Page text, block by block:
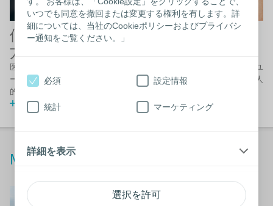
いつでも同意を撤回または変更する権利を有します。詳
細については、当社のCookieポリシーおよびプライバシ
ー通知をご覧ください。」
選択を許可
必須 設定情報
統計 マーケティング
詳細を表示
個人的な健康上のニーズをお持ちの
方々の生活をより快適に
医療ケアが必要になったときの不安な気持ちや疑問。コロプラストはユ
ーザーの皆様に寄り添い、様々な問いの答えを一緒に見つけます。個人
的な健康上のニーズをお持ちの方々の生活をより快適に。
動画を観る
Making life easier for our users​
Making it easier